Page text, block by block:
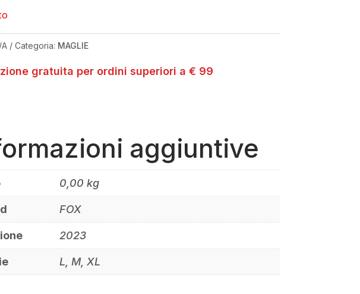
Categoria: MAGLIE
gratuita per ordini superiori a € 99
aggiuntive
0,00 kg
FOX
2023
L, M, XL